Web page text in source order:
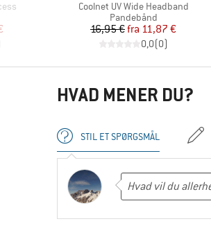
Artikel
Coolnet UV Wide Headband
Produktgruppe
Pandebånd
Pris
16,95 € Nedsat pris
fra 11,87 €
0,0(0)
HVAD MENER DU?
STIL ET SPØRGSMÅL